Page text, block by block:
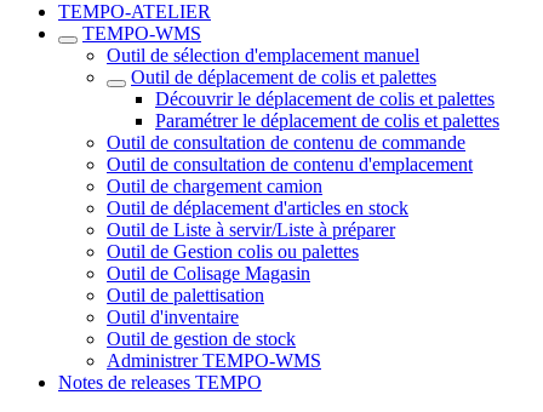
TEMPO-ATELIER
TEMPO-WMS
Outil de sélection d'emplacement manuel
Outil de déplacement de colis et palettes
Découvrir le déplacement de colis et palettes
Paramétrer le déplacement de colis et palettes
Outil de consultation de contenu de commande
Outil de consultation de contenu d'emplacement
Outil de chargement camion
Outil de déplacement d'articles en stock
Outil de Liste à servir/Liste à préparer
Outil de Gestion colis ou palettes
Outil de Colisage Magasin
Outil de palettisation
Outil d'inventaire
Outil de gestion de stock
Administrer TEMPO-WMS
Notes de releases TEMPO